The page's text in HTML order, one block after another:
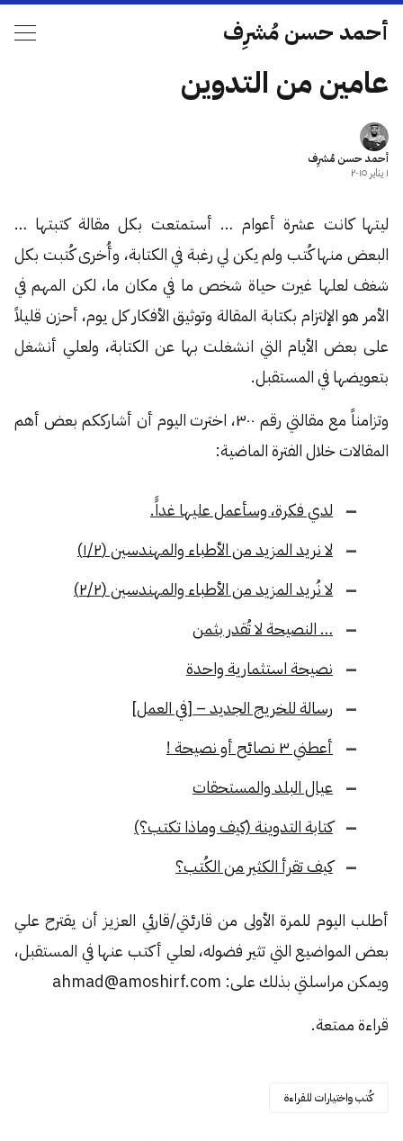
أحمد حسن مُشرِف
عامين من التدوين
أحمد حسن مُشرِف
١ يناير ٢٠١٥
ليتها كانت عشرة أعوام … أستمتعت بكل مقالة كتبتها …
البعض منها كُتب ولم يكن لي رغبة في الكتابة، وأُخرى كُتبت بكل
شغف لعلها غيرت حياة شخص ما في مكان ما، لكن المهم في
الأمر هو الإلتزام بكتابة المقالة وتوثيق الأفكار كل يوم، أحزن قليلاً
على بعض الأيام التي انشغلت بها عن الكتابة، ولعلي أنشغل
بتعويضها في المستقبل.
وتزامناً مع مقالتي رقم ٣٠٠، اخترت اليوم أن أشارككم بعض أهم
المقالات خلال الفترة الماضية:
لدي فكرة، وسأعمل عليها غداًَ.
لا نريد المزيد من الأطباء والمهندسين (١/٢)
لا نُريد المزيد من الأطباء والمهندسين (٢/٢)
… النصيحة لا تُقدر بثمن
نصيحة استثمارية واحدة
رسالة للخريج الجديد – [في العمل]
أعطني ٣ نصائح أو نصيحة !
عيال البلد والمستحقات
كتابة التدوينة (كيف وماذا تكتب؟)
كيف تقرأ الكثير من الكُتب؟
أطلب اليوم للمرة الأولى من قارئتي/قارئي العزيز أن يقترح علي
بعض المواضيع التي تثير فضوله، لعلي أكتب عنها في المستقبل،
ويمكن مراسلتي بذلك على: ahmad@amoshirf.com
قراءة ممتعة.
كُتب واختيارات للقراءة